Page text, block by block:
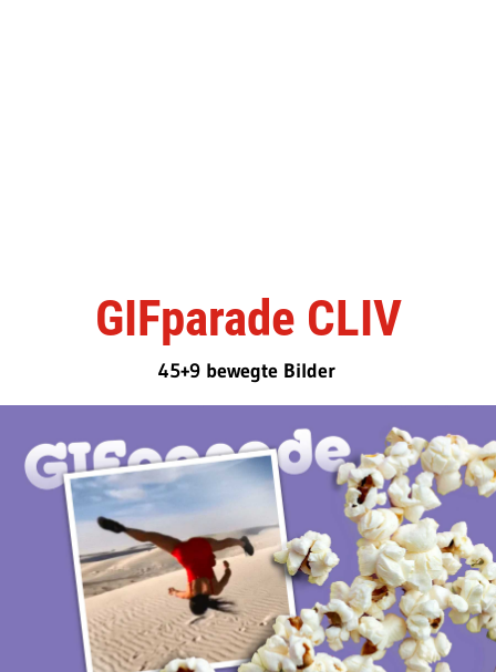
GIFparade CLIV
45+9 bewegte Bilder